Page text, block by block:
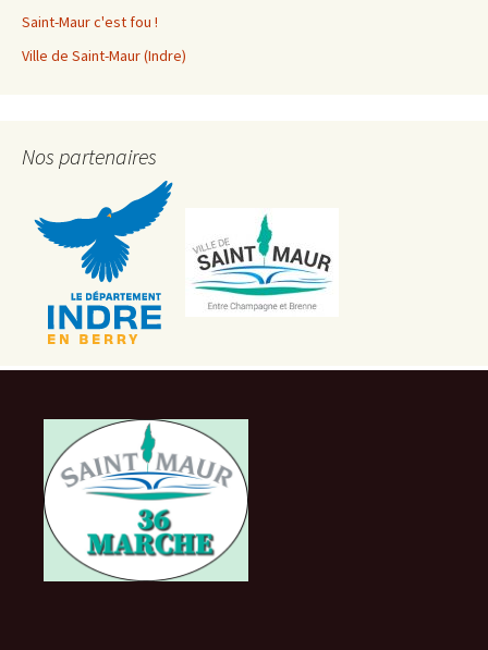
Saint-Maur c'est fou !
Ville de Saint-Maur (Indre)
Nos partenaires